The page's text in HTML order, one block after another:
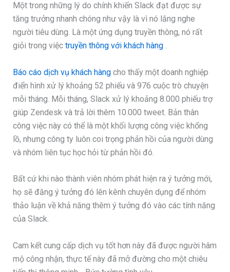
Một trong những lý do chính khiến Slack đạt được sự
tăng trưởng nhanh chóng như vậy là vì nó lắng nghe
người tiêu dùng. Là một ứng dụng truyền thông, nó rất
giỏi trong việc truyền thông với khách hàng .
Báo cáo dịch vụ khách hàng cho thấy một doanh nghiệp
điển hình xử lý khoảng 52 phiếu và 976 cuộc trò chuyện
mỗi tháng. Mỗi tháng, Slack xử lý khoảng 8.000 phiếu trợ
giúp Zendesk và trả lời thêm 10.000 tweet. Bản thân
công việc này có thể là một khối lượng công việc khổng
lồ, nhưng công ty luôn coi trọng phản hồi của người dùng
và nhóm liên tục học hỏi từ phản hồi đó.
Bất cứ khi nào thành viên nhóm phát hiện ra ý tưởng mới,
họ sẽ đăng ý tưởng đó lên kênh chuyên dụng để nhóm
thảo luận về khả năng thêm ý tưởng đó vào các tính năng
của Slack.
Cam kết cung cấp dịch vụ tốt hơn này đã được người hâm
mộ công nhận, thực tế này đã mở đường cho một chiêu